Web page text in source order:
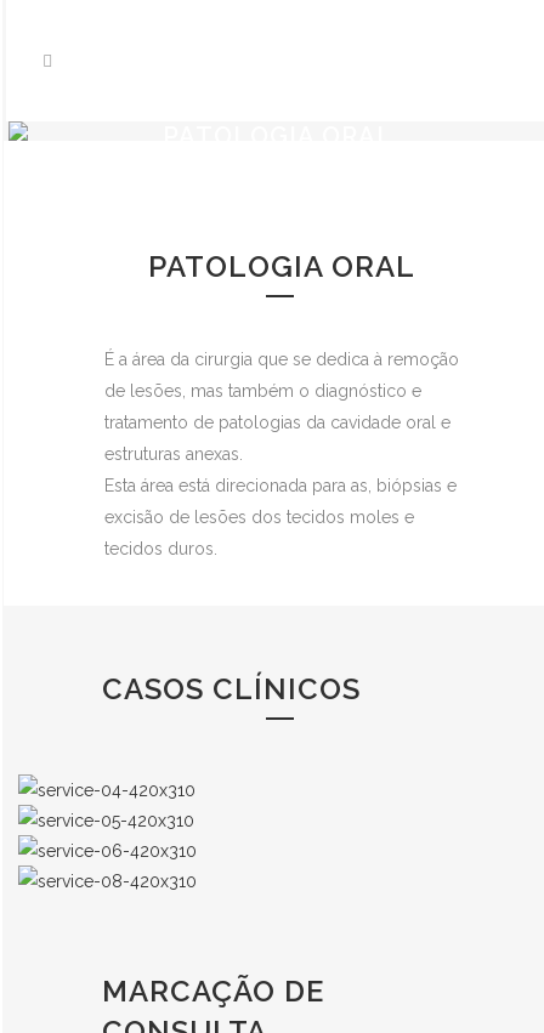
PATOLOGIA ORAL
É a área da cirurgia que se dedica à remoção
de lesões, mas também o diagnóstico e
tratamento de patologias da cavidade oral e
estruturas anexas.
Esta área está direcionada para as, biópsias e
excisão de lesões dos tecidos moles e
tecidos duros.
CASOS CLÍNICOS
MARCAÇÃO DE